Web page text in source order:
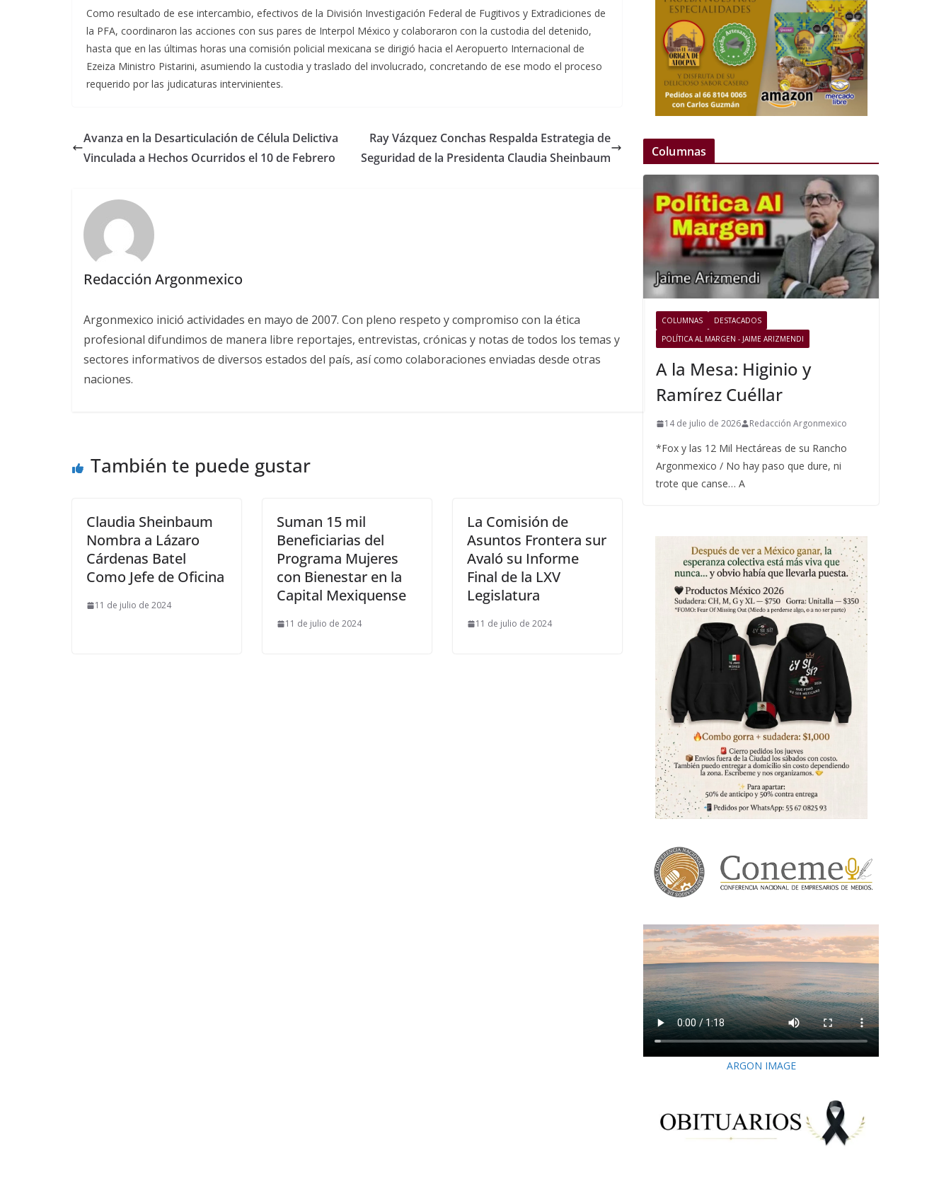
Como resultado de ese intercambio, efectivos de la División Investigación Federal de Fugitivos y Extradiciones de
la PFA, coordinaron las acciones con sus pares de Interpol México y colaboraron con la custodia del detenido,
hasta que en las últimas horas una comisión policial mexicana se dirigió hacia el Aeropuerto Internacional de
Ezeiza Ministro Pistarini, asumiendo la custodia y traslado del involucrado, concretando de ese modo el proceso
requerido por las judicaturas intervinientes.
Avanza en la Desarticulación de Célula Delictiva
Vinculada a Hechos Ocurridos el 10 de Febrero
Ray Vázquez Conchas Respalda Estrategia de
Seguridad de la Presidenta Claudia Sheinbaum
Redacción Argonmexico
Argonmexico inició actividades en mayo de 2007. Con pleno respeto y compromiso con la ética
profesional difundimos de manera libre reportajes, entrevistas, crónicas y notas de todos los temas y
sectores informativos de diversos estados del país, así como colaboraciones enviadas desde otras
naciones.
También te puede gustar
Claudia Sheinbaum
Nombra a Lázaro
Cárdenas Batel
Como Jefe de Oficina
11 de julio de 2024
Suman 15 mil
Beneficiarias del
Programa Mujeres
con Bienestar en la
Capital Mexiquense
11 de julio de 2024
La Comisión de
Asuntos Frontera sur
Avaló su Informe
Final de la LXV
Legislatura
11 de julio de 2024
Columnas
COLUMNAS
DESTACADOS
POLÍTICA AL MARGEN - JAIME ARIZMENDI
A la Mesa: Higinio y
Ramírez Cuéllar
14 de julio de 2026 Redacción Argonmexico
*Fox y las 12 Mil Hectáreas de su Rancho
Argonmexico / No hay paso que dure, ni
trote que canse… A
ARGON IMAGE